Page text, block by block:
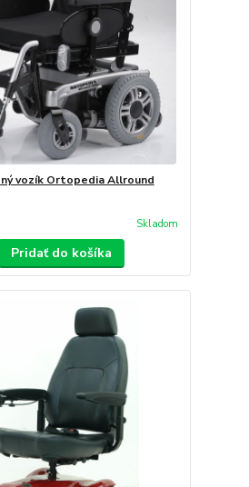
vozík Ortopedia Allround
Skladom
Pridať do košíka